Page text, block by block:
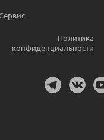
Политика
конфиденциальности